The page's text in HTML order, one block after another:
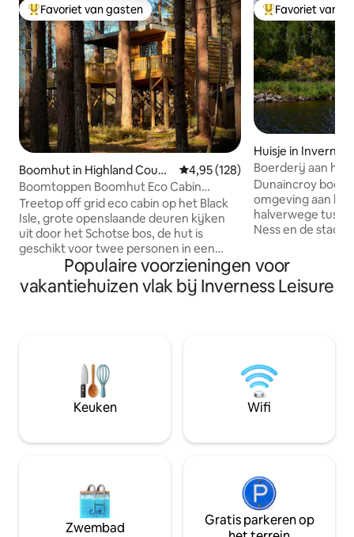
Topfavoriet van gasten
Favoriet van gasten
Boomhut in Highland Counc
il
Gemiddelde beoordeling van
4,95 (128)
Boomtoppen Boomhut Eco Cabin
Wildwoodz
Treetop off grid eco cabin op het Black
Isle, grote openslaande deuren kijken
uit door het Schotse bos, de hut is
geschikt voor twee personen in een
zeer comfortabel tweepersoonsbed en
heeft een groot overdekt uitkijkdek. Er
is een buitenkeuken met een
van zonne-energie en batterijlampen.
Geen stromend water, flessenwater om
te drinken en te wassen is aanwezig De
hut heeft een houtkachel.
Topfavoriet van
Favoriet van
Huisje in
Boerderij aan
bij Loch Ness
Dunaincroy
omgeving aan
halverwege
Ness en de stad
historisch
uitgebreide,
tot aan het
grote stad en
geweldig
Populaire voorzieningen voor
vakantiehuizen vlak bij Inverness Leisure
Keuken Wifi
Zwembad
Gratis parkeren op